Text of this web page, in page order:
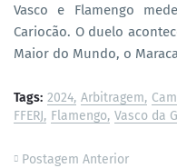
Vasco e Flamengo
Cariocão. O duelo
Maior do Mundo, o
Tags: 2024 Arbitragem
FFERJ Flamengo Vasco da
Postagem Anterior